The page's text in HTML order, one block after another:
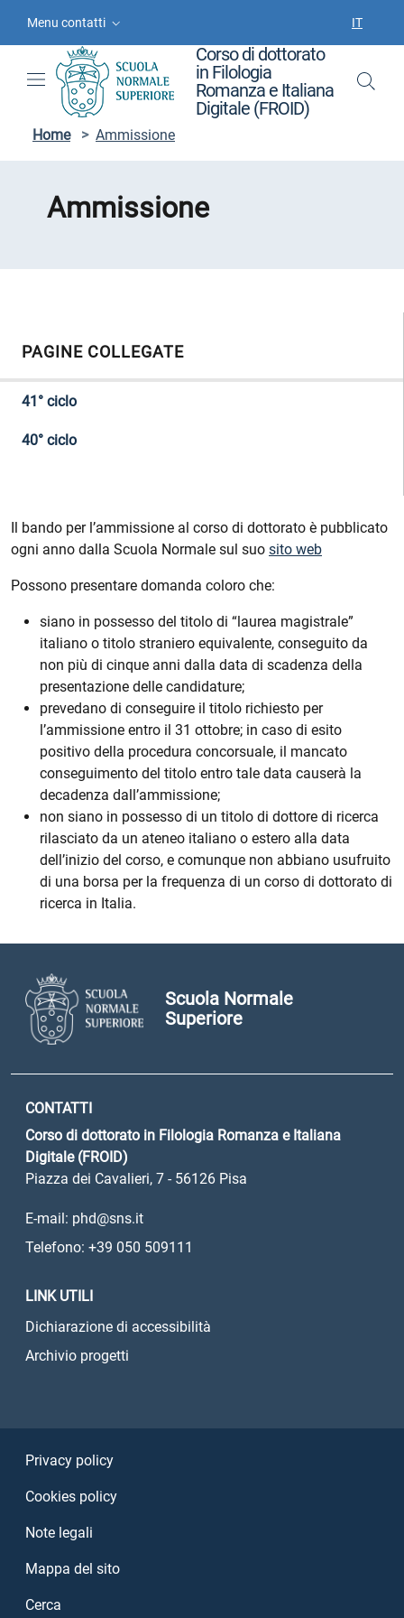
Menu contatti IT
Corso di dottorato
in Filologia
Romanza e Italiana
Digitale (FROID)
Home > Ammissione
Ammissione
PAGINE COLLEGATE
41° ciclo
40° ciclo
Il bando per l’ammissione al corso di dottorato è pubblicato
ogni anno dalla Scuola Normale sul suo sito web
Possono presentare domanda coloro che:
siano in possesso del titolo di “laurea magistrale”
italiano o titolo straniero equivalente, conseguito da
non più di cinque anni dalla data di scadenza della
presentazione delle candidature;
prevedano di conseguire il titolo richiesto per
l’ammissione entro il 31 ottobre; in caso di esito
positivo della procedura concorsuale, il mancato
conseguimento del titolo entro tale data causerà la
decadenza dall’ammissione;
non siano in possesso di un titolo di dottore di ricerca
rilasciato da un ateneo italiano o estero alla data
dell’inizio del corso, e comunque non abbiano usufruito
di una borsa per la frequenza di un corso di dottorato di
ricerca in Italia.
Scuola Normale
Superiore
CONTATTI
Corso di dottorato in Filologia Romanza e Italiana
Digitale (FROID)
Piazza dei Cavalieri, 7 - 56126 Pisa
E-mail: phd@sns.it
Telefono: +39 050 509111
LINK UTILI
Dichiarazione di accessibilità
Archivio progetti
Privacy policy
Cookies policy
Note legali
Mappa del sito
Cerca